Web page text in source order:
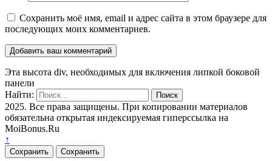
Сохранить моё имя, email и адрес сайта в этом браузере для
последующих моих комментариев.
Эта высота div, необходимых для включения липкой боковой
панели
Найти:
2025. Все права защищены. При копировании материалов
обязательна открытая индексируемая гиперссылка на
MoiBonus.Ru
↑